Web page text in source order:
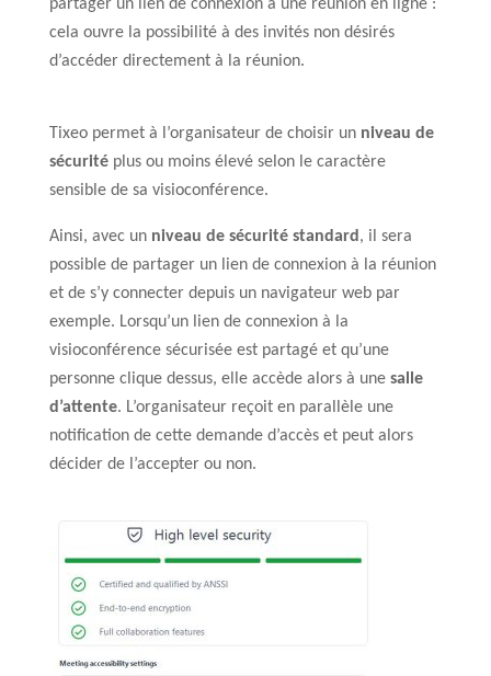
partager un lien de connexion à une réunion en ligne :
cela ouvre la possibilité à des invités non désirés
d’accéder directement à la réunion.
Tixeo permet à l’organisateur de choisir un niveau de
sécuritéplus ou moins élevé selon le caractère
sensible de sa visioconférence.
Ainsi, avec un niveau de sécurité standard , il sera
possible de partager un lien de connexion à la réunion
et de s’y connecter depuis un navigateur web par
exemple. Lorsqu’un lien de connexion à la
visioconférence sécurisée est partagé et qu’une
personne clique dessus, elle accède alors à une salle
d’attente. L’organisateur reçoit en parallèle une
notification de cette demande d’accès et peut alors
décider de l’accepter ou non.